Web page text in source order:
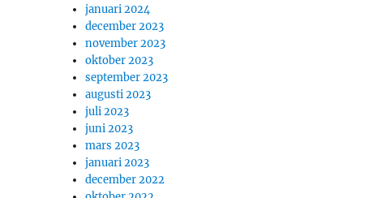
januari 2024
december 2023
november 2023
oktober 2023
september 2023
augusti 2023
juli 2023
juni 2023
mars 2023
januari 2023
december 2022